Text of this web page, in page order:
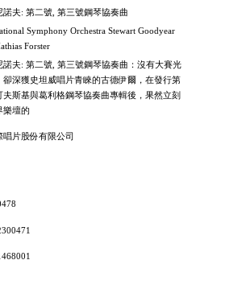
諾夫: 第二號, 第三號鋼琴協奏曲
Symphony Orchestra Stewart Goodyear
Forster
諾夫: 第二號, 第三號鋼琴協奏曲：沒有大賽光
卻深獲史坦威唱片青睞的古德伊爾，在發行第
夫斯基與葛利格鋼琴協奏曲專輯後，果然立刻
樂壇的
唱片股份有限公司